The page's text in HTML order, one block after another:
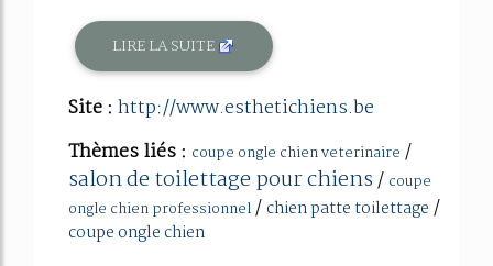
LIRE LA SUITE
Site : http://www.esthetichiens.be
Thèmes liés : coupe ongle chien veterinaire /
salon de toilettage pour chiens/ coupe
ongle chien professionnel/ chien patte toilettage /
coupe ongle chien